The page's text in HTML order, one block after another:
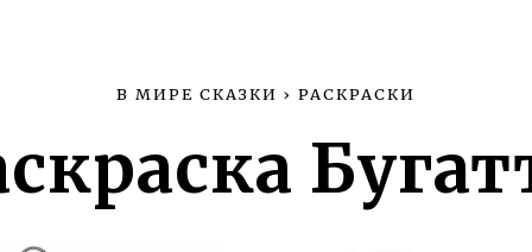
В МИРЕ СКАЗКИ › РАСКРАСКИ